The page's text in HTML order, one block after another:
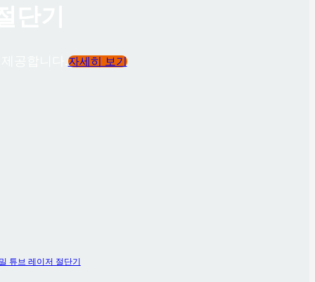
자세히 보기